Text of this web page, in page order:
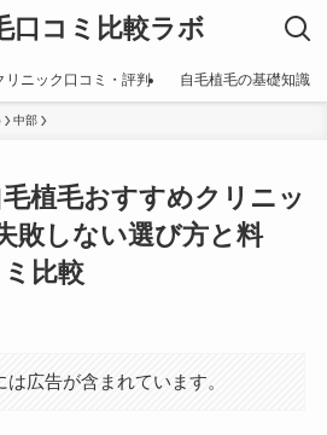
口コミ比較ラボ
リニック口コミ・評判 自毛植毛の基礎知識
中部
植毛おすすめクリニッ
敗しない選び方と料
比較
広告が含まれています。